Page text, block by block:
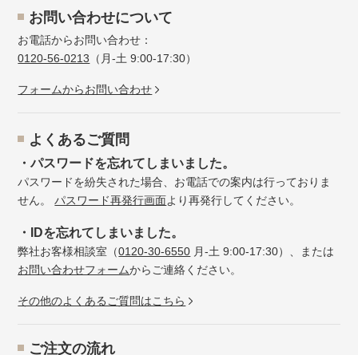
お問い合わせについて
お電話からお問い合わせ：
0120-56-0213 （月-土 9:00-17:30）
フォームからお問い合わせ
よくあるご質問
・パスワードを忘れてしまいました。
パスワードを紛失された場合、お電話での案内は行っておりま
せん。パスワード再発行画面より再発行してください。
・IDを忘れてしまいました。
弊社お客様相談室（0120-30-6550 月-土 9:00-17:30）、または
お問い合わせフォームからご連絡ください。
その他のよくあるご質問はこちら
ご注文の流れ